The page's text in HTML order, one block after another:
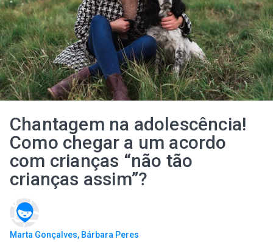
Chantagem na adolescência!
Como chegar a um acordo
com crianças “não tão
crianças assim”?
Marta Gonçalves, Bárbara Peres